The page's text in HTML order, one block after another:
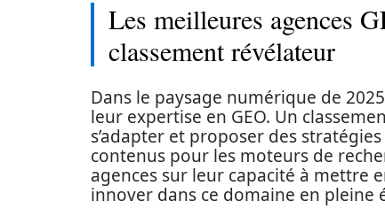
Les meilleures agences
classement révélateur
Dans le paysage numérique de
leur expertise en GEO. Un
s’adapter et proposer des
contenus pour les moteurs de
agences sur leur capacité à mettre
innover dans ce domaine en pleine